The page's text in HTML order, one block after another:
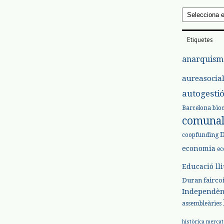
Arxius
Etiquetes
aureasocial
Barcelona
comunal
coopfunding
economia
Educació
Duran
assembleàries
històrica mercat